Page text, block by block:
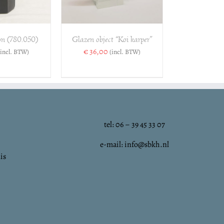
(780.050)
BTW)
Glazen object “Koi karper”
€36,00 (incl. BTW)
tel: 06 – 39 45 33 07
e-mail: info@sbkh.nl